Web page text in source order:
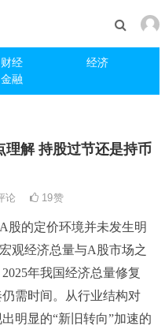
财经
经济
金融
解 持股过节还是持币
论 19赞
股的定价环境并未发生明
观经济总量与A股市场之
年我国经济总量修复
需时间。从行业结构对
明显的“新旧转向”加速的